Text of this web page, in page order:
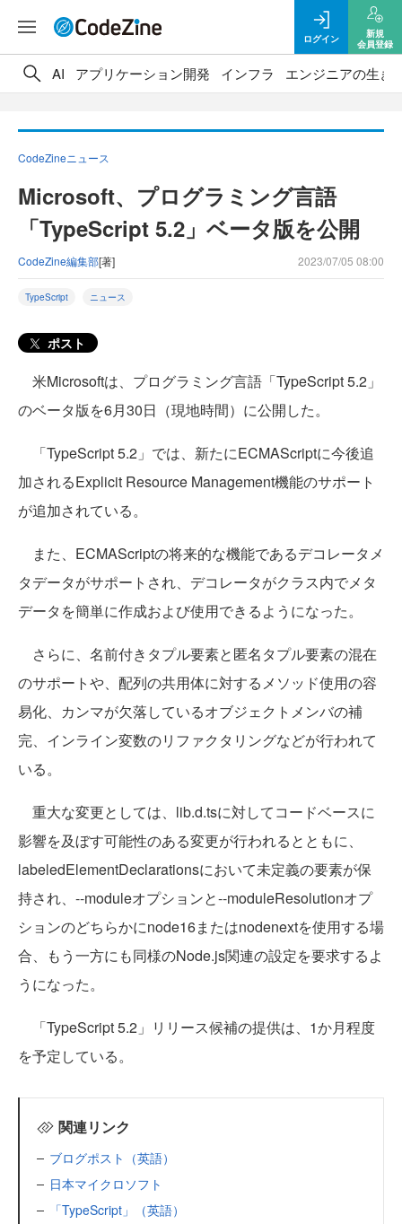
ログイン
新規
会員登録
AI アプリケーション開発 インフラ エンジニアの生き
CodeZineニュース
Microsoft、プログラミング言語
「TypeScript 5.2」ベータ版を公開
CodeZine編集部[著] 2023/07/05 08:00
TypeScript ニュース
ポスト
米Microsoftは、プログラミング言語「TypeScript 5.2」
のベータ版を6月30日（現地時間）に公開した。
「TypeScript 5.2」では、新たにECMAScriptに今後追
加されるExplicit Resource Management機能のサポート
が追加されている。
また、ECMAScriptの将来的な機能であるデコレータメ
タデータがサポートされ、デコレータがクラス内でメタ
データを簡単に作成および使用できるようになった。
さらに、名前付きタプル要素と匿名タプル要素の混在
のサポートや、配列の共用体に対するメソッド使用の容
易化、カンマが欠落しているオブジェクトメンバの補
完、インライン変数のリファクタリングなどが行われて
いる。
重大な変更としては、lib.d.tsに対してコードベースに
影響を及ぼす可能性のある変更が行われるとともに、
labeledElementDeclarationsにおいて未定義の要素が保
持され、--moduleオプションと--moduleResolutionオプ
ションのどちらかにnode16またはnodenextを使用する場
合、もう一方にも同様のNode.js関連の設定を要求するよ
うになった。
「TypeScript 5.2」リリース候補の提供は、1か月程度
を予定している。
関連リンク
ブログポスト（英語）
日本マイクロソフト
「TypeScript」（英語）